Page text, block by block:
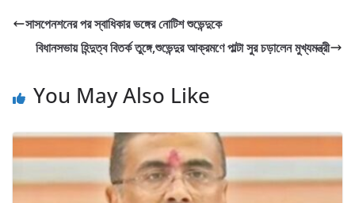
সাসপেনশনের পর স্বাধিকার ভঙ্গের নোটিশ শুভেন্দুকে
বিধানসভায় হিন্দুত্ব বিতর্ক তুঙ্গে,শুভেন্দুর আক্রমণে পাল্টা সুর চড়ালেন মুখ্যমন্ত্রী
You May Also Like